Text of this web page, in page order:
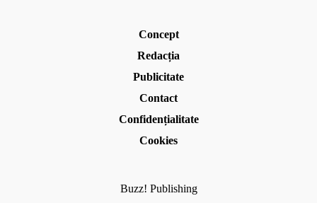
Concept
Redacția
Publicitate
Contact
Confidențialitate
Cookies
Buzz! Publishing